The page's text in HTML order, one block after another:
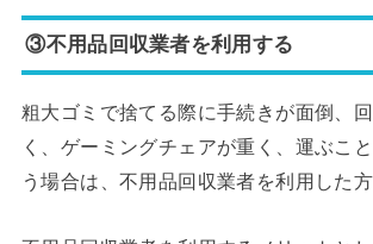
③不用品回収業者を利用する
粗大ゴミで捨てる際に手続きが面倒、
く、ゲーミングチェアが重く、運ぶこ
う場合は、不用品回収業者を利用した方